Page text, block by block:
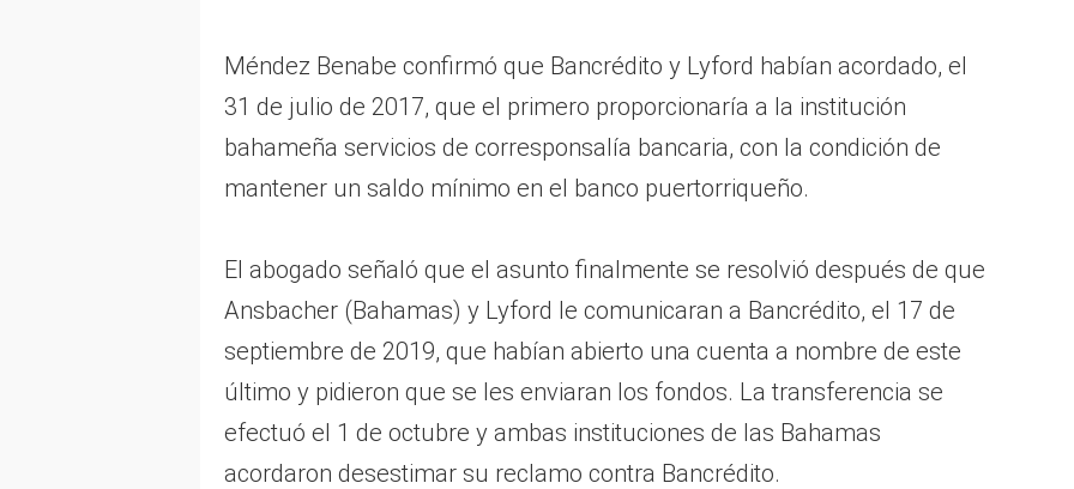
Méndez Benabe confirmó que Bancrédito y Lyford habían acordado, el
31 de julio de 2017, que el primero proporcionaría a la institución
bahameña servicios de corresponsalía bancaria, con la condición de
mantener un saldo mínimo en el banco puertorriqueño.
El abogado señaló que el asunto finalmente se resolvió después de que
Ansbacher (Bahamas) y Lyford le comunicaran a Bancrédito, el 17 de
septiembre de 2019, que habían abierto una cuenta a nombre de este
último y pidieron que se les enviaran los fondos. La transferencia se
efectuó el 1 de octubre y ambas instituciones de las Bahamas
acordaron desestimar su reclamo contra Bancrédito.